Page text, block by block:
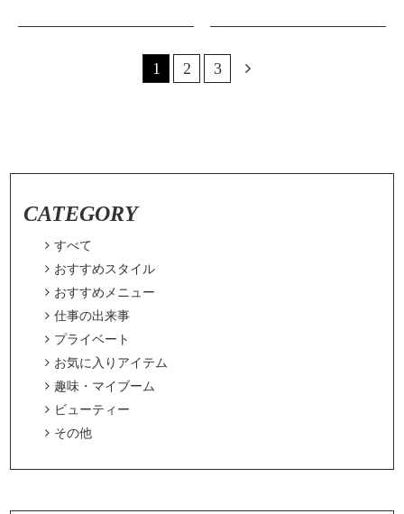
1 2 3 
CATEGORY
 すべて
 おすすめスタイル
 おすすめメニュー
 仕事の出来事
 プライベート
 お気に入りアイテム
 趣味・マイブーム
 ビューティー
 その他